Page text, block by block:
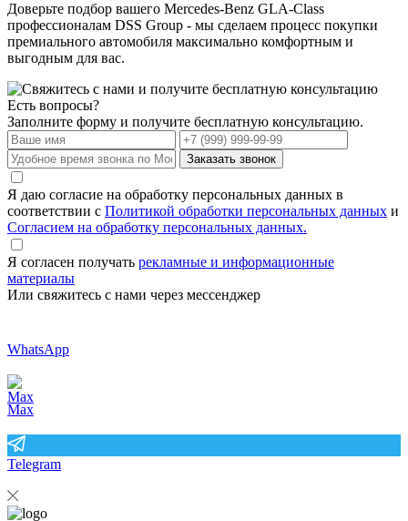
Доверьте подбор вашего Mercedes-Benz GLA-Class
профессионалам DSS Group - мы сделаем процесс покупки
премиального автомобиля максимально комфортным и
выгодным для вас.
Есть вопросы?
Заполните форму и получите бесплатную консультацию.
Заказать звонок
Я даю согласие на обработку персональных данных в
соответствии с Политикой обработки персональных данных и
Согласием на обработку персональных данных.
Я согласен получать рекламные и информационные
материалы
Или свяжитесь с нами через мессенджер
WhatsApp
Max
Telegram